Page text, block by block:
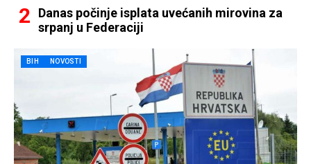
Danas počinje isplata uvećanih mirovina za
srpanj u Federaciji
BIH NOVOSTI